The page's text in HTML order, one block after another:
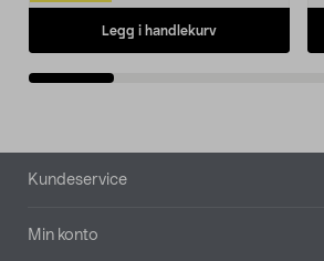
Legg i handlekurv
Bunntekst
Kundeservice
Min konto